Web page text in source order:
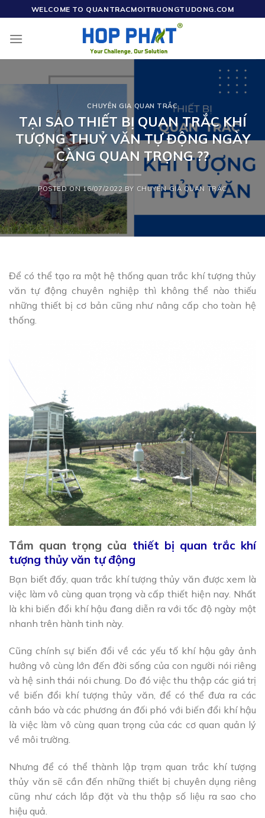
content
WELCOME TO QUANTRACMOITRUONGTUDONG.COM
CHUYÊN GIA QUAN TRẮC
TẠI SAO THIẾT BỊ QUAN TRẮC KHÍ
TƯỢNG THUỶ VĂN TỰ ĐỘNG NGÀY
CÀNG QUAN TRỌNG ??
POSTED ON16/07/2022 BY CHUYÊN GIA QUAN TRẮC
Để có thể tạo ra một hệ thống quan trắc khí tượng thủy
văn tự động chuyên nghiệp thì không thể nào thiếu
những thiết bị cơ bản cũng như nâng cấp cho toàn hệ
thống.
Tầm quan trọng của thiết bị quan trắc khí
tượng thủy văn tự động
Bạn biết đấy, quan trắc khí tượng thủy văn được xem là
việc làm vô cùng quan trọng và cấp thiết hiện nay. Nhất
là khi biến đổi khí hậu đang diễn ra với tốc độ ngày một
nhanh trên hành tinh này.
Cũng chính sự biến đổi về các yếu tố khí hậu gây ảnh
hưởng vô cùng lớn đến đời sống của con người nói riêng
và hệ sinh thái nói chung. Do đó việc thu thập các giá trị
về biến đổi khí tượng thủy văn, để có thể đưa ra các
cảnh báo và các phương án đối phó với biến đổi khí hậu
là việc làm vô cùng quan trọng của các cơ quan quản lý
về môi trường.
Nhưng để có thể thành lập trạm quan trắc khí tượng
thủy văn sẽ cần đến những thiết bị chuyên dụng riêng
cũng như cách lắp đặt và thu thập số liệu ra sao cho
hiệu quả.